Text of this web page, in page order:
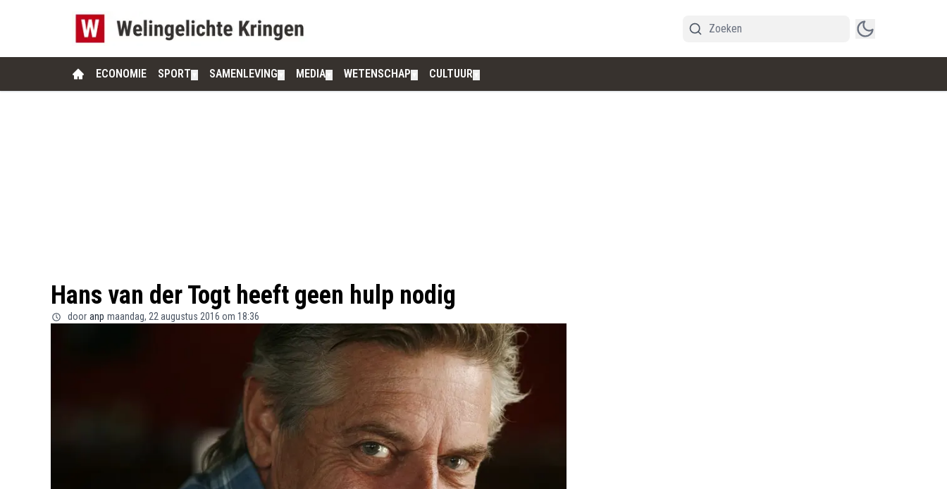
ECONOMIE SPORT SAMENLEVING MEDIA WETENSCHAP CULTUUR
Hans van der Togt heeft geen hulp nodig
door anp maandag, 22 augustus 2016 om 18:36